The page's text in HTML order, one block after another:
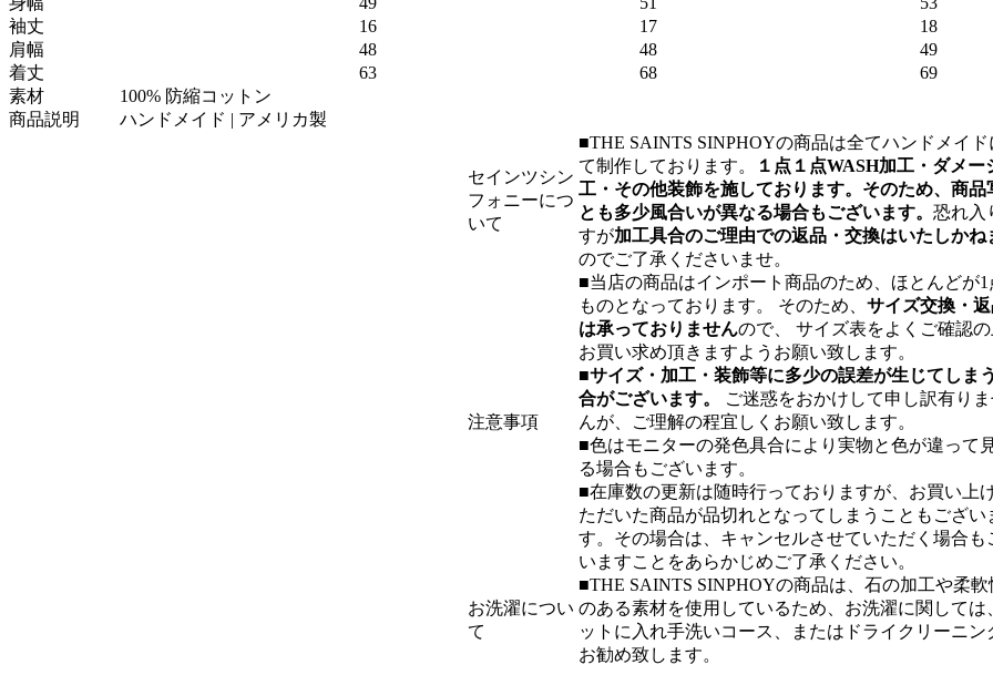
袖丈
16 17 18
肩幅
48 48 49
着丈
63 68 69
素材
100% 防縮コットン
商品説明
ハンドメイド | アメリカ製
セインツシン
フォニーにつ
いて
■THE SAINTS SINPHOYの商品は全てハンドメイド
て制作しております。
１点１点WASH加工・ダメー
工・その他装飾を施しております。そのため、商品
とも多少風合いが異なる場合もございます。 恐れ入
すが加工具合のご理由での返品・交換はいたしかね
のでご了承くださいませ。
注意事項
■当店の商品はインポート商品のため、ほとんどが1
ものとなっております。 そのため、 サイズ交換・
は承っておりませんので、 サイズ表をよくご確認の
お買い求め頂きますようお願い致します。
■サイズ・加工・装飾等に多少の誤差が生じてしま
合がございます。
ご迷惑をおかけして申し訳有り
んが、ご理解の程宜しくお願い致します。
■色はモニターの発色具合により実物と色が違って
る場合もございます。
■在庫数の更新は随時行っておりますが、お買い上
ただいた商品が品切れとなってしまうこともござい
す。その場合は、キャンセルさせていただく場合も
いますことをあらかじめご了承ください。
お洗濯につい
て
■THE SAINTS SINPHOYの商品は、石の加工や柔軟
のある素材を使用しているため、お洗濯に関しては
ットに入れ手洗いコース、またはドライクリーニン
お勧め致します。